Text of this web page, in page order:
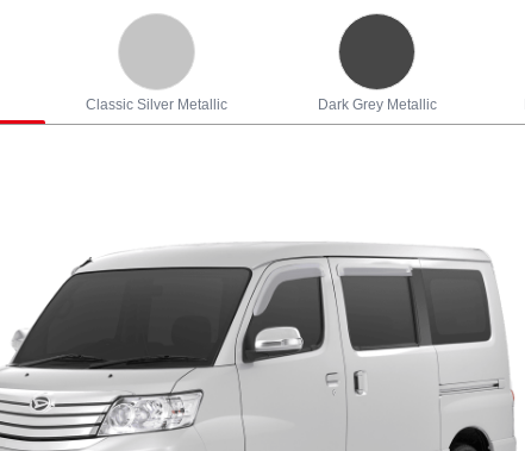
Classic Silver Metallic Dark Grey Metallic